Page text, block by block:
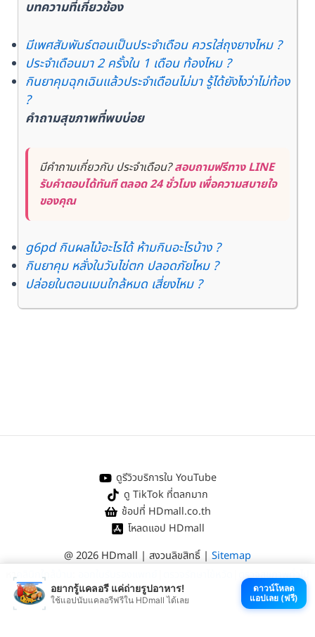
บทความที่เกี่ยวข้อง
มีเพศสัมพันธ์ตอนเป็นประจำเดือน ควรใส่ถุงยางไหม ?
ประจำเดือนมา 2 ครั้งใน 1 เดือน ท้องไหม ?
กินยาคุมฉุกเฉินแล้วประจำเดือนไม่มา รู้ได้ยังไงว่าไม่ท้อง
?
คำถามสุขภาพที่พบบ่อย
มีคำถามเกี่ยวกับ ประจำเดือน?สอบถามฟรีทาง LINE
รับคำตอบได้ทันที ตลอด 24 ชั่วโมง เพื่อความสบายใจ
ของคุณ
g6pd กินผลไม้อะไรได้ ห้ามกินอะไรบ้าง ?
กินยาคุม หลั่งในวันไข่ตก ปลอดภัยไหม ?
ปล่อยในตอนเมนใกล้หมด เสี่ยงไหม ?
ดูรีวิวบริการใน YouTube
ดู TikTok ที่ตลกมาก
ช้อปที่ HDmall.co.th
โหลดแอป HDmall
@ 2026 HDmall | สงวนลิขสิทธิ์ | Sitemap
หาคลินิกใกล้บ้าน ตรวจสุขภาพทั่วไป
อยากรู้แคลอรี แค่ถ่ายรูปอาหาร!
ใช้แอปนับแคลอรีฟรีใน HDmall ได้เลย
ดาวน์โหลด
แอปเลย (ฟรี)